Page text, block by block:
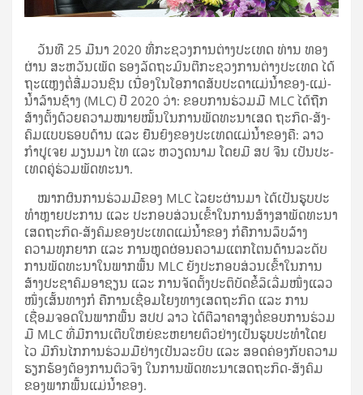
ວັນ​ທີ 25 ມີ­ນາ 2020 ທີ່​ກະ­ຊວງ​ການ​ຕ່າງ­ປະ­ເທດ ທ່ານ ທອງ​
ຜ່ານ ສະ­ຫວັນ​ເພັດ ຮອງ​ລັດ­ຖະ­ມົນ­ຕີ​ກະ­ຊວງ​ການ​ຕ່າງ­ປະ­ເທດ ໄດ້​
ຖະ­ແຫຼງ​ຕໍ່​ສື່​ມວນ​ຊົນ ເນື່ອງ​ໃນ​ໂອ­ກາດ​ສັບ­ປະ­ດາ​ແມ່­ນ້ຳ​ຂອງ-ແມ່­
ນ້ຳ​ລ້ານ​ຊ້າງ (MLC) ປີ 2020 ວ່າ: ຂອບ​ການ​ຮ່ວມ​ມື MLC ໄດ້​ຖືກ​
ສ້າງ­ຕັ້ງ​ດ້ວຍ​ຄວາມ​ໝາຍ​ໝັ້ນ​ໃນ​ການ​ພັດ­ທະ­ນາ​ເສດ ຖະ​ກິດ-ສັງ­
ຄົມ​ແບບ​ຮອບ­ດ້ານ ແລະ ຍືນ​ຍົງ​ຂອງ​ປະ­ເທດ​ແມ່­ນ້ຳ​ຂອງ​ຄື: ລາວ
ກຳ­ປູ­ເຈຍ ມຽນ​ມາ ໄທ ແລະ ຫວຽດ­ນາມ ໂດຍ​ມີ ສປ ຈີນ ເປັນ​ປະ­
ເທດ​ຄູ່​ຮ່ວມ​ພັດ­ທະ­ນາ.
ໝາກ­ຜົນ​ການ​ຮ່ວມ​ມື​ຂອງ MLC ໄລ­ຍະ​ຜ່ານ​ມາ ໄດ້​ເປັນ​ຮູບ​ປະ​
ທຳ​ຫຼາຍ​ປະ­ການ ແລະ ປະ­ກອບ­ສ່ວນ​ເຂົ້າ​ໃນ​ການ​ສ້າງ­ສາ​ພັດ­ທະ­ນາ​
ເສດ­ຖະ­ກິດ-ສັງ­ຄົມ​ຂອງ​ປະ­ເທດ​ແມ່­ນ້ຳ​ຂອງ ກໍ​ຄື​ການ​ລຶ­ບລ້າງ​
ຄວາມ­ທຸກ​ຍາກ ແລະ ການ​ຫຼຸດ­ຜ່ອນ​ຄວາມ​ແຕກ​ໂຕນ​ດ້ານ​ລະ­ດັບ​
ການ​ພັດ­ທະ­ນາ​ໃນ​ພາກ​ພື້ນ MLC ຍັງ​ປະ­ກອບ­ສ່ວນ​ເຂົ້າ​ໃນ​ການ​
ສ້າງ​ປະ­ຊາ​ຄົມ​ອາ​ຊຽນ ແລະ ການ­ຈັດ­ຕັ້ງ​ປະ­ຕິ­ບັດ​ຂໍ້​ລິ​ເລີ່ມ​ໜຶ່ງ​ແລວ​
ໜຶ່ງ​ເສັ້ນ­ທາງ​ກໍ ຄື​ການ​ເຊື່ອມ​ໂຍງ​ທາງ​ເສດ­ຖະ­ກິດ ແລະ ການ​
ເຊື່ອມ​ຈອດ​ໃນ​ພາກ​ພື້ນ ສປປ ລາວ ໄດ້​ຕີ​ລາ­ຄາ​ສູງ​ຕໍ່​ຂອບ​ການ​ຮ່ວມ​
ມື MLC ທີ່​ມີ​ການ​ເຕີບ​ໃຫຍ່​ຂະ­ຫຍາຍ­ຕົວ​ຢ່າງ​ເປັນ​ຮູບ​ປະ​ທຳ​ໂດຍ​
ໄວ ມີ​ກົນ​ໄກ​ການ​ຮ່ວມ​ມື​ຢ່າງ​ເປັນ​ລະ­ບົບ ແລະ ສອດ­ຄ່ອງ​ກັບ​ຄວາມ​
ຮຽກ­ຮ້ອງ​ຕ້ອງ­ການ​ຕົວ​ຈິງ ໃນ​ການ​ພັດ­ທະ­ນາ​ເສດ­ຖະ­ກິດ-ສັງ­ຄົມ​
ຂອງ​ພາກ​ພື້ນ​ແມ່­ນ້ຳ​ຂອງ.